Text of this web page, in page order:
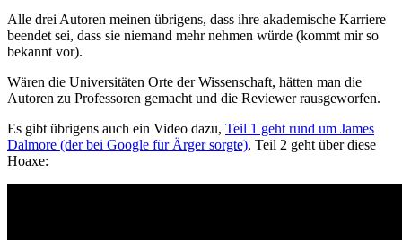
Alle drei Autoren meinen übrigens, dass ihre akademische Karriere
beendet sei, dass sie niemand mehr nehmen würde (kommt mir so
bekannt vor).
Wären die Universitäten Orte der Wissenschaft, hätten man die
Autoren zu Professoren gemacht und die Reviewer rausgeworfen.
Es gibt übrigens auch ein Video dazu, Teil 1 geht rund um James
Dalmore (der bei Google für Ärger sorgte), Teil 2 geht über diese
Hoaxe: